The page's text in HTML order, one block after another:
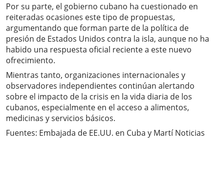
Por su parte, el gobierno cubano ha cuestionado en
reiteradas ocasiones este tipo de propuestas,
argumentando que forman parte de la política de
presión de Estados Unidos contra la isla, aunque no ha
habido una respuesta oficial reciente a este nuevo
ofrecimiento.
Mientras tanto, organizaciones internacionales y
observadores independientes continúan alertando
sobre el impacto de la crisis en la vida diaria de los
cubanos, especialmente en el acceso a alimentos,
medicinas y servicios básicos.
Fuentes: Embajada de EE.UU. en Cuba y Martí Noticias